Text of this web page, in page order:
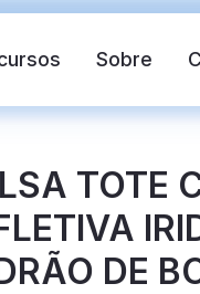
Sobre
TOTE
DE